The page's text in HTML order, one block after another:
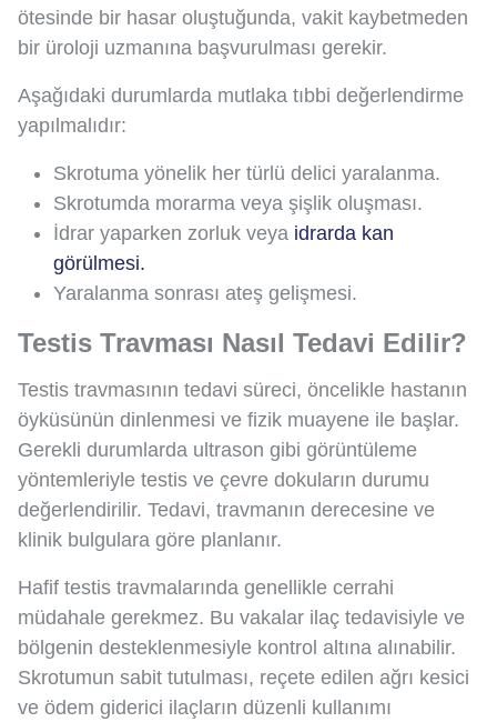
ötesinde bir hasar oluştuğunda, vakit kaybetmeden
bir üroloji uzmanına başvurulması gerekir.
Aşağıdaki durumlarda mutlaka tıbbi değerlendirme
yapılmalıdır:
Skrotuma yönelik her türlü delici yaralanma.
Skrotumda morarma veya şişlik oluşması.
İdrar yaparken zorluk veya idrarda kan
görülmesi.
Yaralanma sonrası ateş gelişmesi.
Testis Travması Nasıl Tedavi Edilir?
Testis travmasının tedavi süreci, öncelikle hastanın
öyküsünün dinlenmesi ve fizik muayene ile başlar.
Gerekli durumlarda ultrason gibi görüntüleme
yöntemleriyle testis ve çevre dokuların durumu
değerlendirilir. Tedavi, travmanın derecesine ve
klinik bulgulara göre planlanır.
Hafif testis travmalarında genellikle cerrahi
müdahale gerekmez. Bu vakalar ilaç tedavisiyle ve
bölgenin desteklenmesiyle kontrol altına alınabilir.
Skrotumun sabit tutulması, reçete edilen ağrı kesici
ve ödem giderici ilaçların düzenli kullanımı